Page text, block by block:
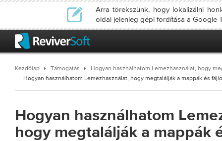
Arra törekszünk, hogy lokalizálni
oldal jelenleg gépi fordítása a Google
Kezdőlap Támogatás
Hogyan használhatom Lemezhasználat, hogy
Hogyan használhatom Lemezhasználat, hogy megtalálják a mappák és
Hogyan használhatom
hogy megtalálják a mappák